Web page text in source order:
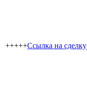
+++++Ссылка на сделку